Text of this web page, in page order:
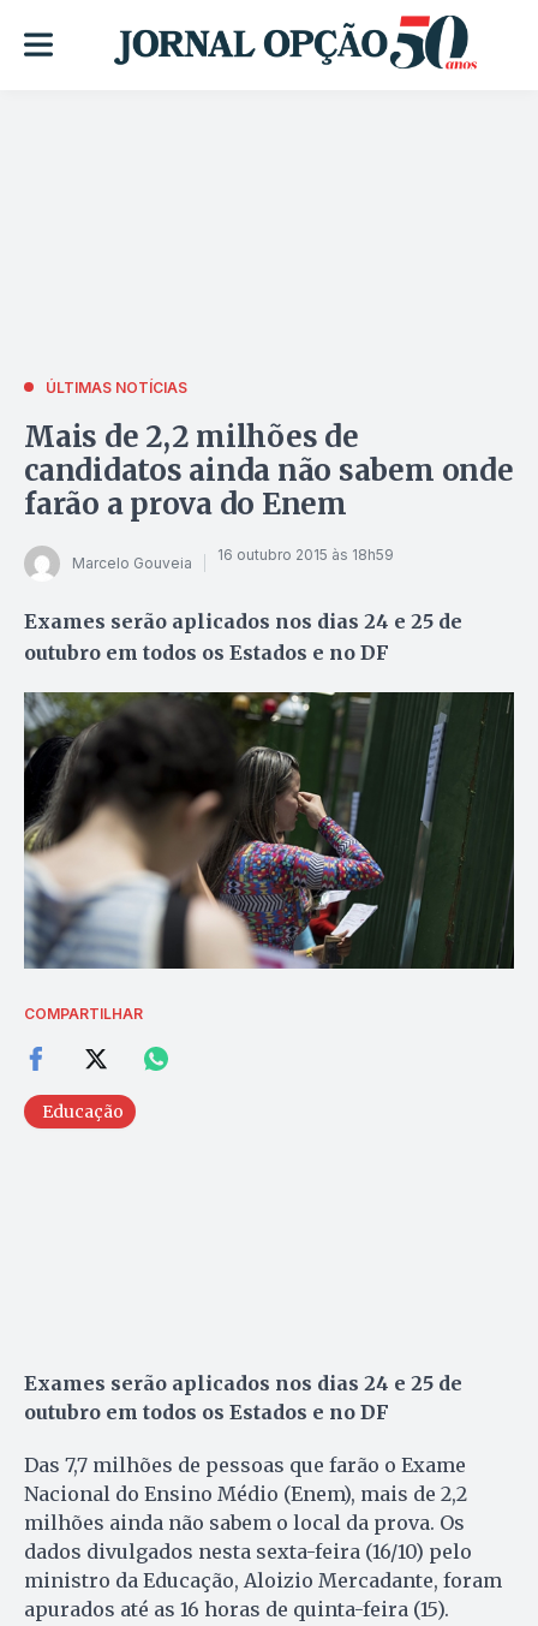
ÚLTIMAS NOTÍCIAS
Mais de 2,2 milhões de
candidatos ainda não sabem onde
farão a prova do Enem
Marcelo Gouveia 16 outubro 2015 às 18h59
Exames serão aplicados nos dias 24 e 25 de
outubro em todos os Estados e no DF
COMPARTILHAR
Educação
Exames serão aplicados nos dias 24 e 25 de
outubro em todos os Estados e no DF
Das 7,7 milhões de pessoas que farão o Exame
Nacional do Ensino Médio (Enem), mais de 2,2
milhões ainda não sabem o local da prova. Os
dados divulgados nesta sexta-feira (16/10) pelo
ministro da Educação, Aloizio Mercadante, foram
apurados até as 16 horas de quinta-feira (15).